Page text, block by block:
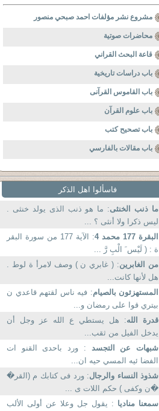
مشروع نشر مؤلفات احمد صبحي منصور
محاضرات صوتية
قاعة البحث القراني
باب دراسات تاريخية
باب القاموس القرآنى
باب علوم القرآن
باب تصحيح كتب
باب مقالات بالفارسي
فاسألوا اهل الذكر
ما ذنب الخنثى: ما هو ذنب الذى يولد خنثى .
ليس ذكرا ولا أنثى ؟ ...
البقرة 177 محمد 4
: الآية 177 من سورة البقر
ة : ( لَيْس َ الْبِ رَّ ...
من الغابرين: ( غابري ن ) وصف لامرأ ة لوط .
هل لأنها كانت...
المستهزئون بالصيام: فيه ناس لقتهم قاعدي ن
بيتري قوا على رمضان و...
قدرة الله: هل يستطي ع الله عز وجل أن
يدخل الفيل من ثقب...
شبهات عن التجسد : ورد باحدى القنو ات
الفضا ئيه المسي حيه ان...
شذوذ النساء والرجال: ورد فى كتابك م (القر�
�ن وكفى ) حكم اللات ى ...
سمعنا مناديا : يقول جل وعلا عن أولى الألب